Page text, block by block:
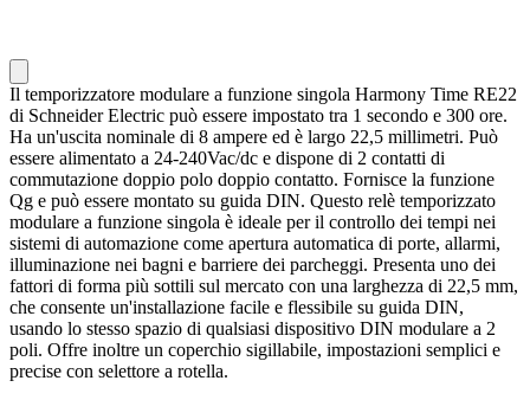
Il temporizzatore modulare a funzione singola Harmony Time RE22
di Schneider Electric può essere impostato tra 1 secondo e 300 ore.
Ha un'uscita nominale di 8 ampere ed è largo 22,5 millimetri. Può
essere alimentato a 24-240Vac/dc e dispone di 2 contatti di
commutazione doppio polo doppio contatto. Fornisce la funzione
Qg e può essere montato su guida DIN. Questo relè temporizzato
modulare a funzione singola è ideale per il controllo dei tempi nei
sistemi di automazione come apertura automatica di porte, allarmi,
illuminazione nei bagni e barriere dei parcheggi. Presenta uno dei
fattori di forma più sottili sul mercato con una larghezza di 22,5 mm,
che consente un'installazione facile e flessibile su guida DIN,
usando lo stesso spazio di qualsiasi dispositivo DIN modulare a 2
poli. Offre inoltre un coperchio sigillabile, impostazioni semplici e
precise con selettore a rotella.